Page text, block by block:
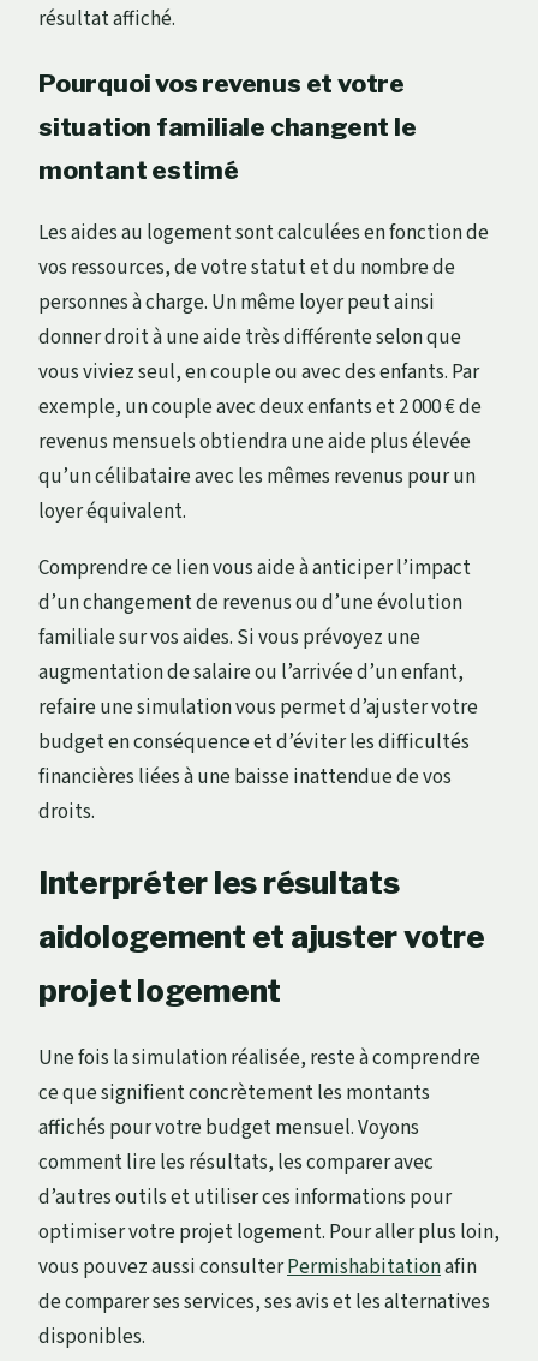
résultat affiché.
Pourquoi vos revenus et votre
situation familiale changent le
montant estimé
Les aides au logement sont calculées en fonction de
vos ressources, de votre statut et du nombre de
personnes à charge. Un même loyer peut ainsi
donner droit à une aide très différente selon que
vous viviez seul, en couple ou avec des enfants. Par
exemple, un couple avec deux enfants et 2 000 € de
revenus mensuels obtiendra une aide plus élevée
qu’un célibataire avec les mêmes revenus pour un
loyer équivalent.
Comprendre ce lien vous aide à anticiper l’impact
d’un changement de revenus ou d’une évolution
familiale sur vos aides. Si vous prévoyez une
augmentation de salaire ou l’arrivée d’un enfant,
refaire une simulation vous permet d’ajuster votre
budget en conséquence et d’éviter les difficultés
financières liées à une baisse inattendue de vos
droits.
Interpréter les résultats
aidologement et ajuster votre
projet logement
Une fois la simulation réalisée, reste à comprendre
ce que signifient concrètement les montants
affichés pour votre budget mensuel. Voyons
comment lire les résultats, les comparer avec
d’autres outils et utiliser ces informations pour
optimiser votre projet logement. Pour aller plus loin,
vous pouvez aussi consulterPermishabitationafin
de comparer ses services, ses avis et les alternatives
disponibles.